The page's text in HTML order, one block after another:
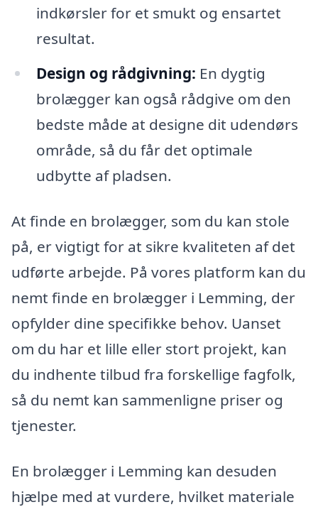
indkørsler for et smukt og ensartet
resultat.
Design og rådgivning: En dygtig
brolægger kan også rådgive om den
bedste måde at designe dit udendørs
område, så du får det optimale
udbytte af pladsen.
At finde en brolægger, som du kan stole
på, er vigtigt for at sikre kvaliteten af det
udførte arbejde. På vores platform kan du
nemt finde en brolægger i Lemming, der
opfylder dine specifikke behov. Uanset
om du har et lille eller stort projekt, kan
du indhente tilbud fra forskellige fagfolk,
så du nemt kan sammenligne priser og
tjenester.
En brolægger i Lemming kan desuden
hjælpe med at vurdere, hvilket materiale